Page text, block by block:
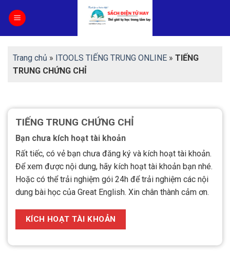
Trang chủ » ITOOLS TIẾNG TRUNG ONLINE » TIẾNG
TRUNG CHỨNG CHỈ
TIẾNG TRUNG CHỨNG CHỈ
Bạn chưa kích hoạt tài khoản
Rất tiếc, có vẻ bạn chưa đăng ký và kích hoạt tài khoản.
Để xem được nội dung, hãy kích hoạt tài khoản bạn nhé.
Hoặc có thể trải nghiệm gói 24h để trải nghiệm các nội
dung bài học của Great English. Xin chân thành cảm ơn.
KÍCH HOẠT TÀI KHOẢN